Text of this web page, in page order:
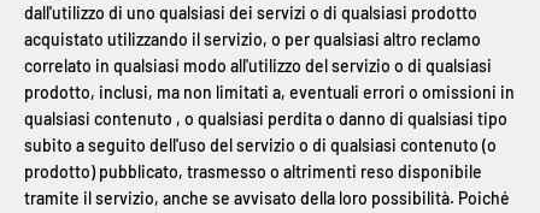
dall'utilizzo di uno qualsiasi dei servizi o di qualsiasi prodotto
acquistato utilizzando il servizio, o per qualsiasi altro reclamo
correlato in qualsiasi modo all'utilizzo del servizio o di qualsiasi
prodotto, inclusi, ma non limitati a, eventuali errori o omissioni in
qualsiasi contenuto , o qualsiasi perdita o danno di qualsiasi tipo
subito a seguito dell'uso del servizio o di qualsiasi contenuto (o
prodotto) pubblicato, trasmesso o altrimenti reso disponibile
tramite il servizio, anche se avvisato della loro possibilità. Poiché